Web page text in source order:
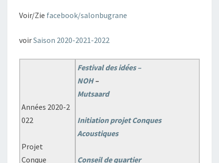
Voir/Zie facebook/salonbugrane
voirSaison 2020-2021-2022
Années 2020-2
022
Projet
Conque
Festival des idées –
NOH–
Mutsaard
Initiation projet Conques
Acoustiques
Conseil de quartier